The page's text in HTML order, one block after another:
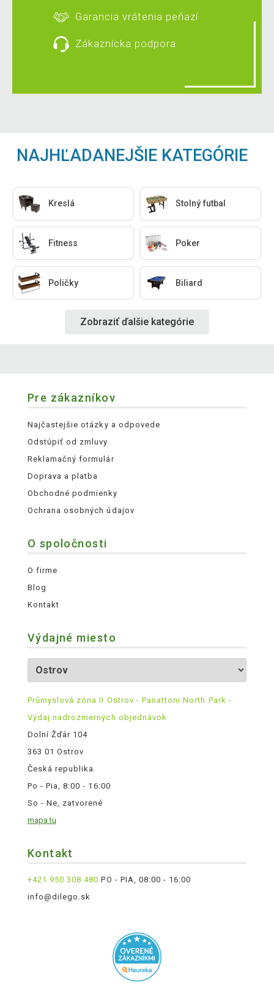
Garancia vrátenia peňazí
Zákaznícka podpora
NAJHĽADANEJŠIE KATEGÓRIE
Kreslá Stolný futbal
Fitness Poker
Poličky Biliard
Zobraziť ďalšie kategórie
Pre zákazníkov
Najčastejšie otázky a odpovede
Odstúpiť od zmluvy
Reklamačný formulár
Doprava a platba
Obchodné podmienky
Ochrana osobných údajov
O spoločnosti
O firme
Blog
Kontakt
Výdajné miesto
Průmyslová zóna II Ostrov - Panattoni North Park -
Výdaj nadrozmerných objednávok
Dolní Žďár 104
363 01 Ostrov
Česká republika
Po - Pia, 8:00 - 16:00
So - Ne, zatvorené
mapa tu
Kontakt
+421 950 308 480 PO - PIA, 08:00 - 16:00
info@dilego.sk